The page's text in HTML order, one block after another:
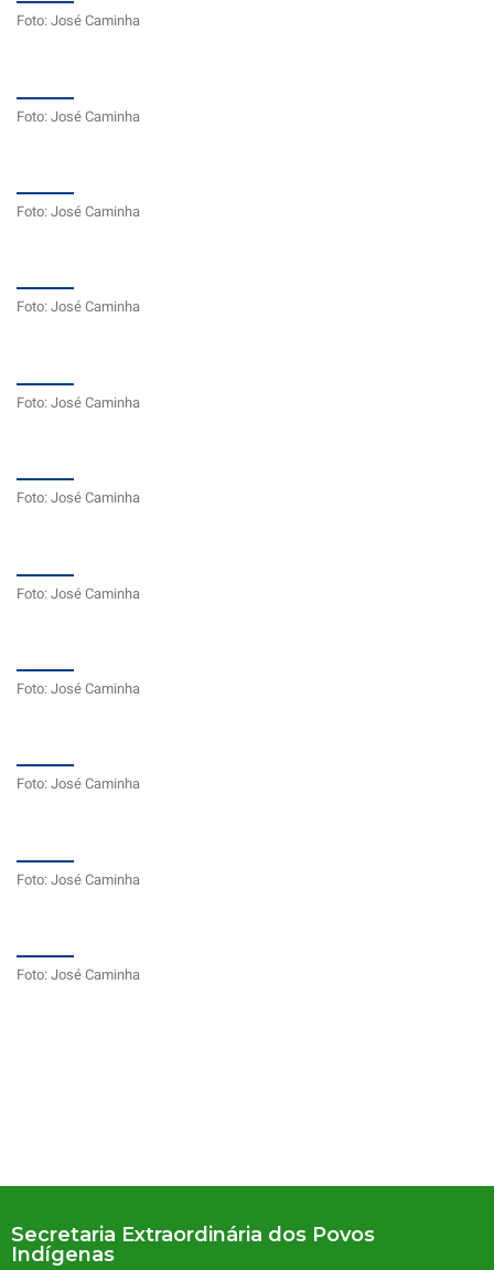
Foto: José Caminha
Foto: José Caminha
Foto: José Caminha
Foto: José Caminha
Foto: José Caminha
Foto: José Caminha
Foto: José Caminha
Foto: José Caminha
Foto: José Caminha
Foto: José Caminha
Foto: José Caminha
Secretaria Extraordinária dos Povos
Indígenas